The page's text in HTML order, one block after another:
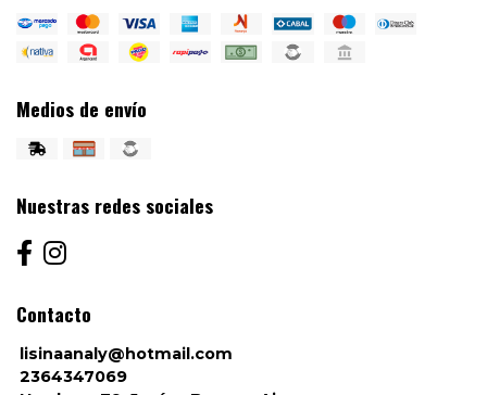
Medios de envío
Nuestras redes sociales
Contacto
lisinaanaly@hotmail.com
2364347069